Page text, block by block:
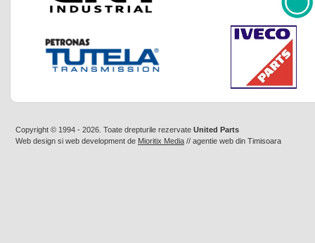
Copyright © 1994 - 2026. Toate drepturile rezervate United Parts
Web design si web development de Mioritix Media // agentie web din Timisoara